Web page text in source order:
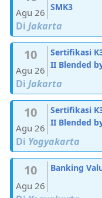
Agu 26 SMK3
Di Jakarta
10
Agu 26
Sertifikasi
II Blended
Di Jakarta
10
Agu 26
Sertifikasi
II Blended
Di Yogyakarta
10
Agu 26
Banking